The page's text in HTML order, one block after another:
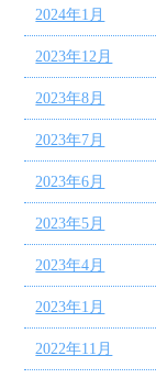
2024年1月
2023年12月
2023年8月
2023年7月
2023年6月
2023年5月
2023年4月
2023年1月
2022年11月